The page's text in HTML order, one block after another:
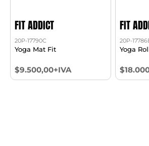
FIT ADDICT
20P-17790C
Yoga Mat Fit
$9.500,00+IVA
FIT
20P-
Yoga